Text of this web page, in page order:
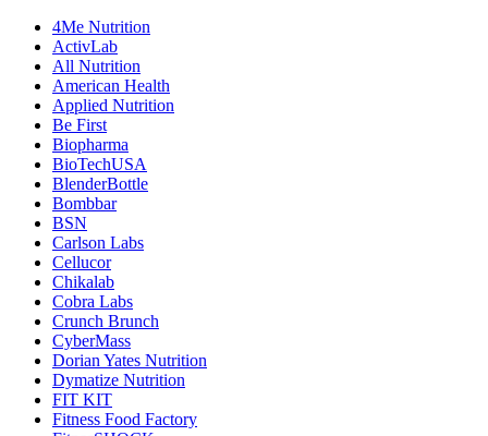
4Me Nutrition
ActivLab
All Nutrition
American Health
Applied Nutrition
Be First
Biopharma
BioTechUSA
BlenderBottle
Bombbar
BSN
Carlson Labs
Cellucor
Chikalab
Cobra Labs
Crunch Brunch
CyberMass
Dorian Yates Nutrition
Dymatize Nutrition
FIT KIT
Fitness Food Factory